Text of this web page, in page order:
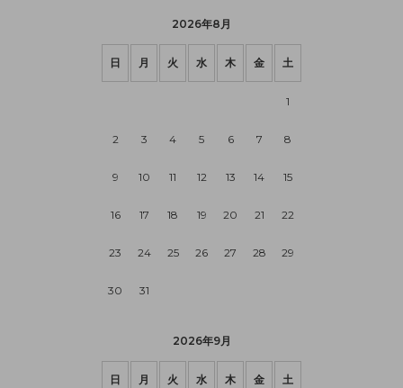
2026年8月
日 月 火 水 木 金 土
1
2 3 4 5 6 7 8
9 10 11 12 13 14 15
16 17 18 19 20 21 22
23 24 25 26 27 28 29
30 31
2026年9月
日 月 火 水 木 金 土